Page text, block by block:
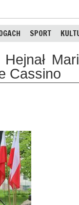
SPORT
Cassino